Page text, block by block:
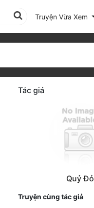
Truyện Vừa Xem
Tác giả
Quỷ Đỏ
Truyện cùng tác giả